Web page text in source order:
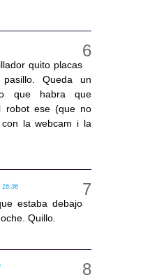
quito placas
Queda un
que habra que
robot ese (que no
la webcam i la
16:36
estaba debajo
Quillo.